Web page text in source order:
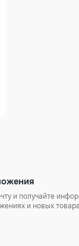
и получайте
и новых